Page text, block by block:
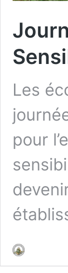
Les
pour